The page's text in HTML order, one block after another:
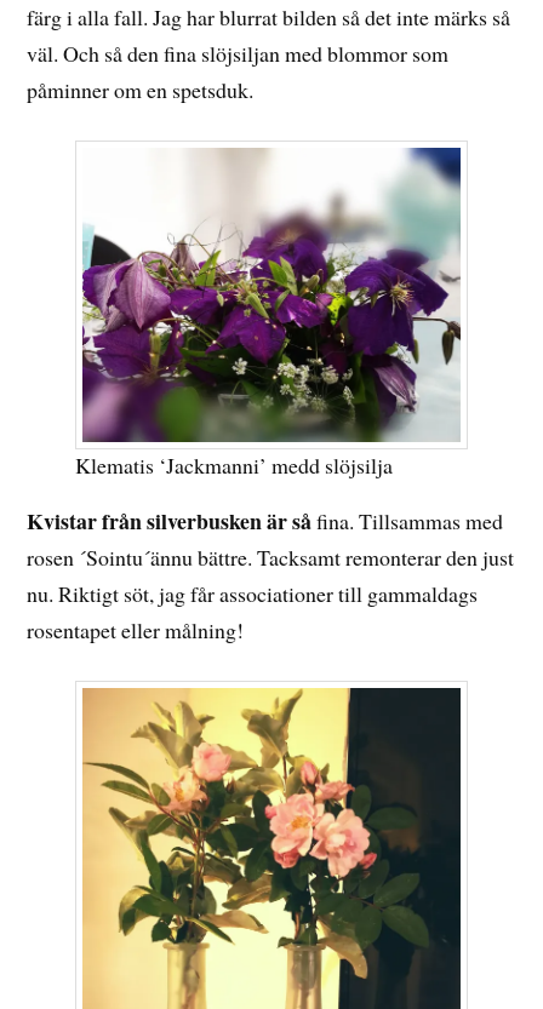
färg i alla fall. Jag har blurrat bilden så det inte märks så
väl. Och så den fina slöjsiljan med blommor som
påminner om en spetsduk.
Klematis ‘Jackmanni’ medd slöjsilja
Kvistar från silverbusken är såfina. Tillsammas med
rosen ´Sointu´ännu bättre. Tacksamt remonterar den just
nu. Riktigt söt, jag får associationer till gammaldags
rosentapet eller målning!